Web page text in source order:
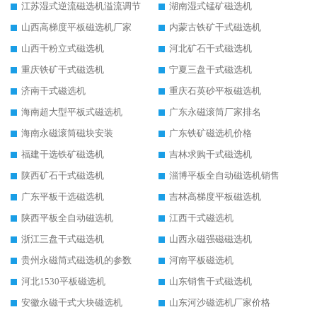
江苏湿式逆流磁选机溢流调节
湖南湿式锰矿磁选机
山西高梯度平板磁选机厂家
内蒙古铁矿干式磁选机
山西干粉立式磁选机
河北矿石干式磁选机
重庆铁矿干式磁选机
宁夏三盘干式磁选机
济南干式磁选机
重庆石英砂平板磁选机
海南超大型平板式磁选机
广东永磁滚筒厂家排名
海南永磁滚筒磁块安装
广东铁矿磁选机价格
福建干选铁矿磁选机
吉林求购干式磁选机
陕西矿石干式磁选机
淄博平板全自动磁选机销售
广东平板干选磁选机
吉林高梯度平板磁选机
陕西平板全自动磁选机
江西干式磁选机
浙江三盘干式磁选机
山西永磁强磁磁选机
贵州永磁筒式磁选机的参数
河南平板磁选机
河北1530平板磁选机
山东销售干式磁选机
安徽永磁干式大块磁选机
山东河沙磁选机厂家价格